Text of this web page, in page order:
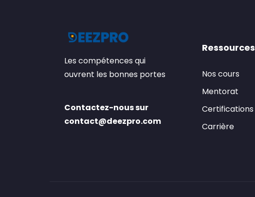
Les compétences qui
ouvrent les bonnes portes
Contactez-nous sur
contact@deezpro.com
Ressources
Nos cours
Mentorat
Certifications
Carrière